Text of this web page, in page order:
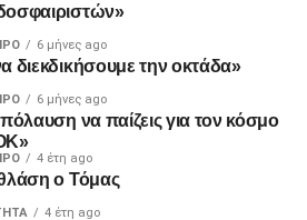
ένα ματς του ΠΑΟΚ τη φετινή
τα σημαντικά γκολ του κόντρα σε
αντιμέτωπος με κάποια δύσκολη
χωρίς δεύτερη σκέψη το
6 μήνες ago
διεκδικήσουμε την οκτάδα»
6 μήνες ago
να παίζεις για τον κόσμο
4 έτη ago
ο Τόμας
4 έτη ago